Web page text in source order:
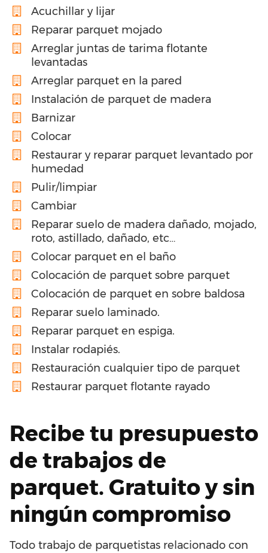
Acuchillar y lijar
Reparar parquet mojado
Arreglar juntas de tarima flotante
levantadas
Arreglar parquet en la pared
Instalación de parquet de madera
Barnizar
Colocar
Restaurar y reparar parquet levantado por
humedad
Pulir/limpiar
Cambiar
Reparar suelo de madera dañado, mojado,
roto, astillado, dañado, etc…
Colocar parquet en el baño
Colocación de parquet sobre parquet
Colocación de parquet en sobre baldosa
Reparar suelo laminado.
Reparar parquet en espiga.
Instalar rodapiés.
Restauración cualquier tipo de parquet
Restaurar parquet flotante rayado
Recibe tu presupuesto
de trabajos de
parquet. Gratuito y sin
ningún compromiso
Todo trabajo de parquetistas relacionado con